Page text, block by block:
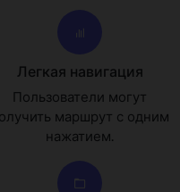
Легкая навигация
Пользователи могут
маршрут с одним
нажатием.